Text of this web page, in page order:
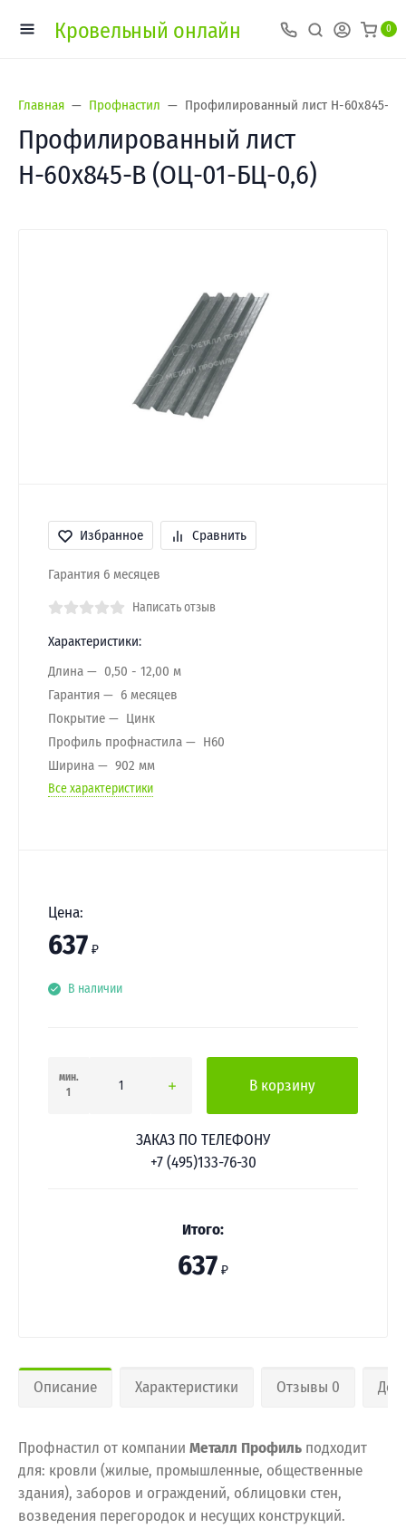
Кровельный онлайн 0
Главная Профнастил Профилированный лист Н-60х845-B
Профилированный лист
Н-60х845-B (ОЦ-01-БЦ-0,6)
Избранное Сравнить
Гарантия 6 месяцев
Написать отзыв
Характеристики:
Длина
0,50 - 12,00 м
Гарантия
6 месяцев
Покрытие
Цинк
Профиль профнастила
H60
Ширина
902 мм
Все характеристики
Цена:
637 ₽
В наличии
мин.
1
В корзину
ЗАКАЗ ПО ТЕЛЕФОНУ
+7 (495)133-76-30
Итого:
637 ₽
Описание Характеристики Отзывы 0
Профнастил от компании Металл Профиль подходит
для: кровли (жилые, промышленные, общественные
здания), заборов и ограждений, облицовки стен,
возведения перегородок и несущих конструкций.